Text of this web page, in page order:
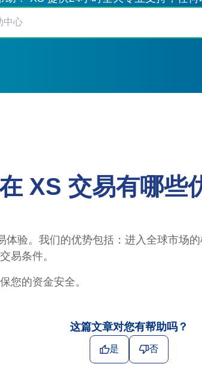
XS 交易有哪些
验。我们的优势包括：进入全球市场
易条件。
您的资金安全。
这篇文章对您有帮助吗？
是 否